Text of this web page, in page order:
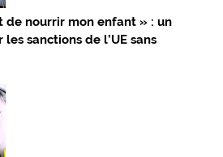
de nourrir mon enfant » : un
sanctions de l’UE sans